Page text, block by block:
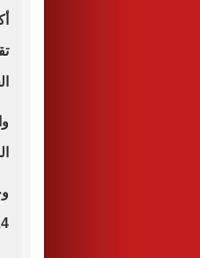
2024